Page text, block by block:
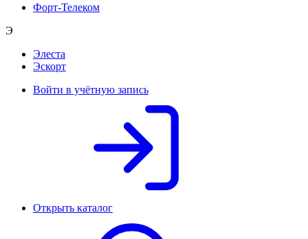
Форт-Телеком
Э
Элеста
Эскорт
Войти в учётную запись
Открыть каталог